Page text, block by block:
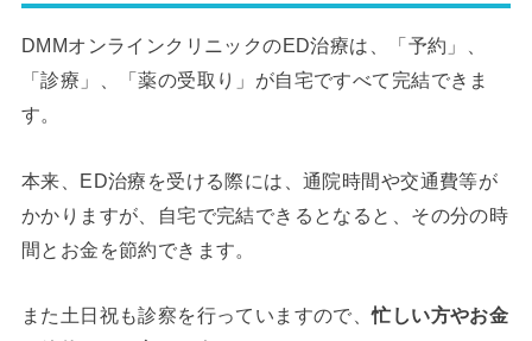
DMMオンラインクリニックのED治療は、「予約」、
「診療」、「薬の受取り」が自宅ですべて完結できま
す。
本来、ED治療を受ける際には、通院時間や交通費等が
かかりますが、自宅で完結できるとなると、その分の時
間とお金を節約できます。
また土日祝も診察を行っていますので、忙しい方やお金